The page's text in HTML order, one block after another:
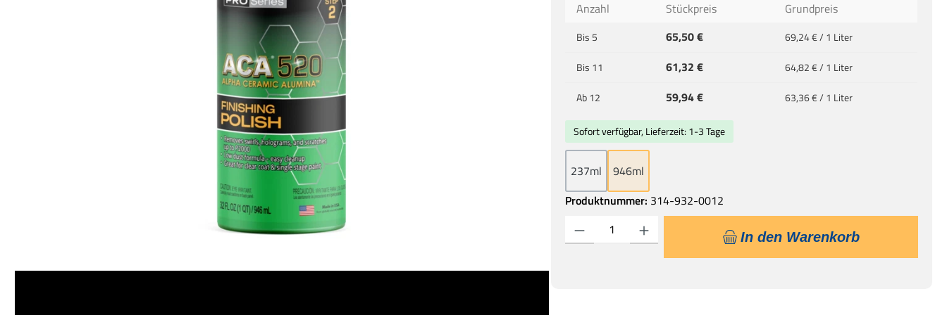
Anzahl
Stückpreis Grundpreis
Bis 5 65,50 € 69,24 € / 1 Liter
Bis 11 61,32 € 64,82 € / 1 Liter
Ab12 59,94 € 63,36 € / 1 Liter
Produktnummer: 314-932-0012
Sofort verfügbar, Lieferzeit: 1-3 Tage
237ml 946ml
Produkt Anzahl: Gib den gewünschten Wert ein oder benutze die Schaltflächen um die
In den Warenkorb